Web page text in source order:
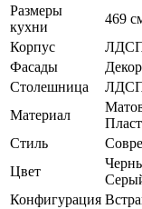
Размеры
кухни
469
Корпус
ЛДСП
Фасады
Столешница
ЛДСП
Материал
Стиль
Цвет
Конфигурация